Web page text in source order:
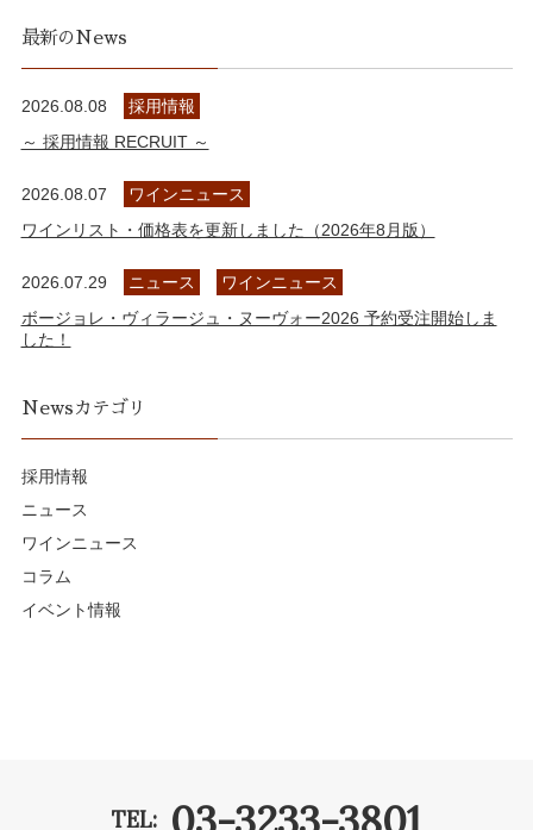
最新のNews
2026.08.08
採用情報
～ 採用情報 RECRUIT ～
2026.08.07
ワインニュース
ワインリスト・価格表を更新しました（2026年8月版）
2026.07.29 ニュース
ワインニュース
ボージョレ・ヴィラージュ・ヌーヴォー2026 予約受注開始しま
した！
Newsカテゴリ
採用情報
ニュース
ワインニュース
コラム
イベント情報
TEL: